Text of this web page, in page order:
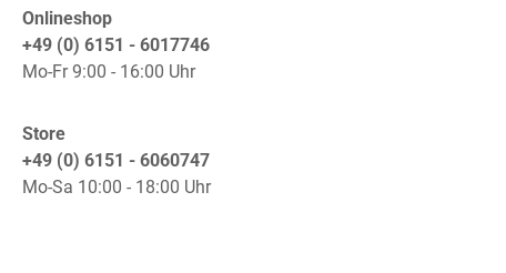
Onlineshop
+49 (0) 6151 - 6017746
Mo-Fr 9:00 - 16:00 Uhr
Store
+49 (0) 6151 - 6060747
Mo-Sa 10:00 - 18:00 Uhr